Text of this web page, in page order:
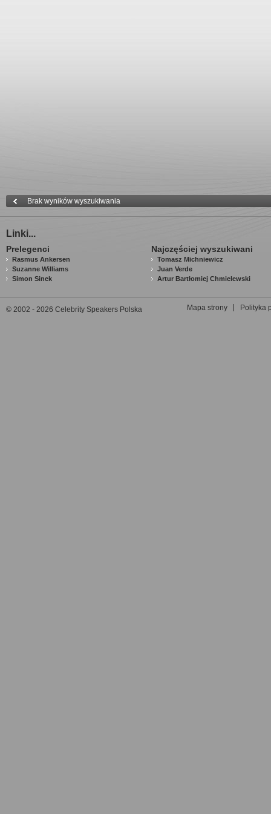
Brak wyników wyszukiwania
Linki...
Prelegenci
Rasmus Ankersen
Suzanne Williams
Simon Sinek
Najczęściej wyszukiwani
Tomasz Michniewicz
Juan Verde
Artur Bartłomiej Chmielewski
© 2002 - 2026 Celebrity Speakers Polska Mapa strony Polityka